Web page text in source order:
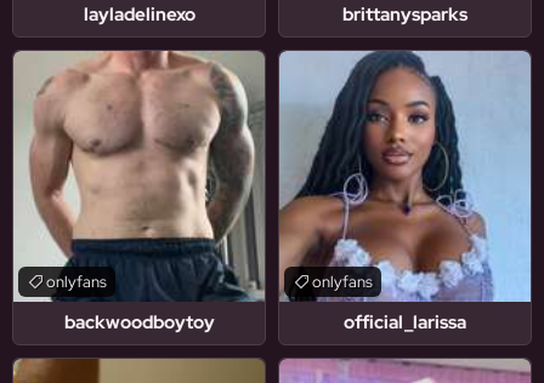
layladelinexo brittanysparks
backwoodboytoy
onlyfans
official_larissa
onlyfans